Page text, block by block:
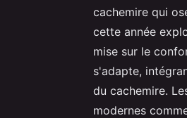
cachemire qui
cette année
mise sur le
s'adapte,
du cachemire.
modernes